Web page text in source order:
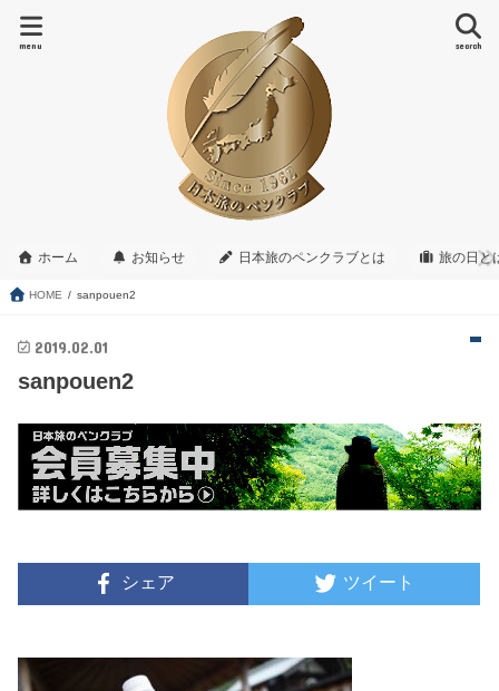
search
menu
ホーム お知らせ 日本旅のペンクラブとは 旅の日と
HOME sanpouen2
2019.02.01
sanpouen2
シェア ツイート